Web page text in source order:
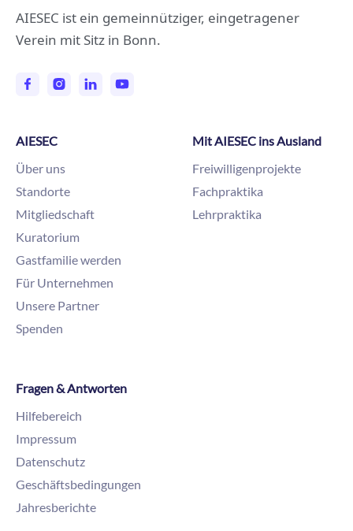
AIESEC ist ein gemeinnütziger, eingetragener
Verein mit Sitz in Bonn.
AIESEC
Über uns
Standorte
Mitgliedschaft
Kuratorium
Gastfamilie werden
Für Unternehmen
Unsere Partner
Spenden
Mit AIESEC ins Ausland
Freiwilligenprojekte
Fachpraktika
Lehrpraktika
Fragen & Antworten
Hilfebereich
Impressum
Datenschutz
Geschäftsbedingungen
Jahresberichte